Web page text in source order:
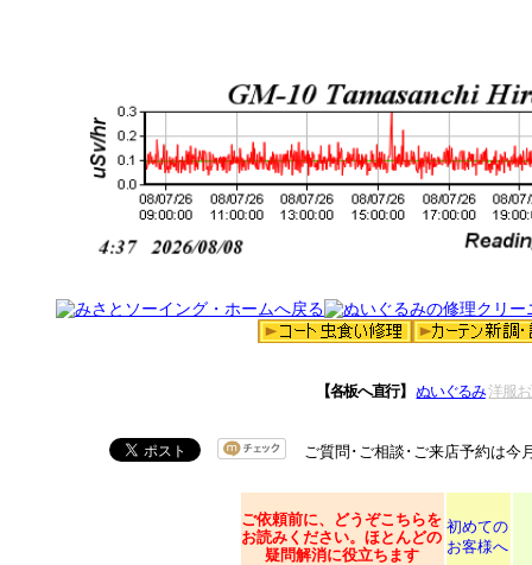
【各板へ直行】 ぬいぐるみ 洋服
ご質問･ご相談･ご来店予約は今
ご依頼前に、どうぞこちらを
お読みください。ほとんどの
疑問解消に役立ちます
初めての
お客様へ